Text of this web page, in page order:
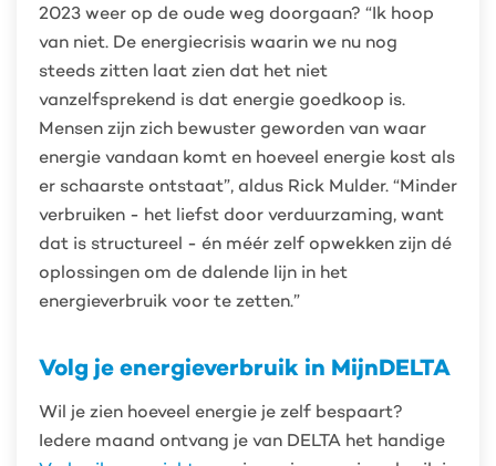
2023 weer op de oude weg doorgaan? “Ik hoop
van niet. De energiecrisis waarin we nu nog
steeds zitten laat zien dat het niet
vanzelfsprekend is dat energie goedkoop is.
Mensen zijn zich bewuster geworden van waar
energie vandaan komt en hoeveel energie kost als
er schaarste ontstaat”, aldus Rick Mulder. “Minder
verbruiken - het liefst door verduurzaming, want
dat is structureel - én méér zelf opwekken zijn dé
oplossingen om de dalende lijn in het
energieverbruik voor te zetten.”
Volg je energieverbruik in MijnDELTA
Wil je zien hoeveel energie je zelf bespaart?
Iedere maand ontvang je van DELTA het handige